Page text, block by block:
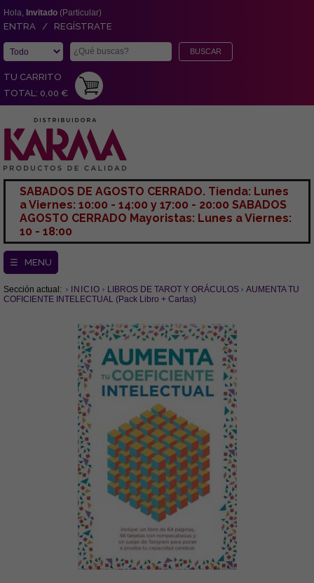
Hola, Invitado (Particular)
ENTRA / REGÍSTRATE
TU CARRITO
TOTAL: 0,00 €
SABADOS DE AGOSTO CERRADO. Tienda: Lunes
a Viernes: 10:00 - 14:00 y 17:00 - 20:00 SABADOS
AGOSTO CERRADO Mayoristas: Lunes a Viernes:
10 - 18:00
☰ MENU
Sección actual: INICIO LIBROS DE TAROT Y ORÁCULOS
AUMENTA TU
COFICIENTE INTELECTUAL (Pack Libro + Cartas)